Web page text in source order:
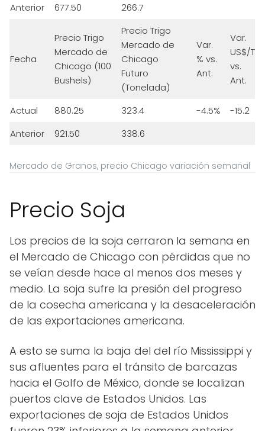
Anterior
677.50 266.7
Fecha
Precio Trigo
Mercado de
Chicago (100
Bushels)
Precio Trigo
Mercado de
Chicago
Futuro
(Tonelada)
Var.
% vs.
Ant.
Var.
US$/T
vs.
Ant.
Actual 880.25 323.4 -4.5%
-15.2
Anterior
921.50 338.6
Mercado de Granos, precio Chicago variación semanal
Precio Soja
Los precios de la soja cerraron la semana en
el Mercado de Chicago con pérdidas que no
se veían desde hace al menos dos meses y
medio. La soja sufre la presión del progreso
de la cosecha americana y la desaceleración
de las exportaciones americana.
A esto se suma la baja del del río Mississippi y
sus afluentes para el tránsito de barcazas
hacia el Golfo de México, donde se localizan
puertos clave de Estados Unidos. Las
exportaciones de soja de Estados Unidos